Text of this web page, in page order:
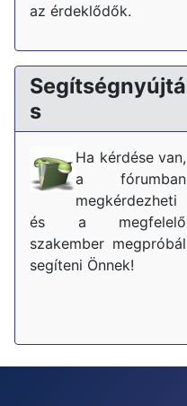
az érdeklődők.
Segítségnyújtá
s
Ha kérdése van,
a fórumban
megkérdezheti
és a megfelelő
szakember megpróbál
segíteni Önnek!